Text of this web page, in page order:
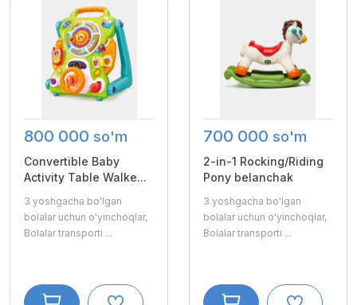
800 000 so'm
Convertible Baby
Activity Table Walke...
3 yoshgacha bo'lgan
bolalar uchun o'yinchoqlar,
Bolalar transporti ...
700 000 so'm
2-in-1 Rocking/Riding
Pony belanchak
3 yoshgacha bo'lgan
bolalar uchun o'yinchoqlar,
Bolalar transporti ...